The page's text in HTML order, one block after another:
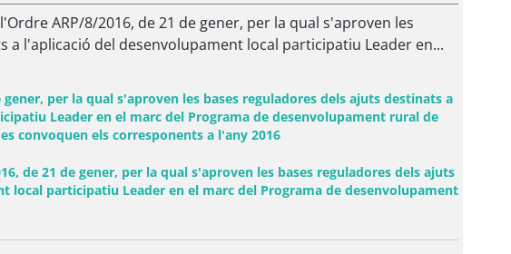
l'Ordre ARP/8/2016, de 21 de gener, per la qual s'aproven les
a l'aplicació del desenvolupament local participatiu Leader en...
gener, per la qual s'aproven les bases reguladores dels ajuts destinats a
Leader en el marc del Programa de desenvolupament rural de
convoquen els corresponents a l'any 2016
de 21 de gener, per la qual s'aproven les bases reguladores dels ajuts
local participatiu Leader en el marc del Programa de desenvolupament
nova)